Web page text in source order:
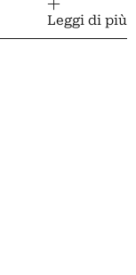
Leggi di più